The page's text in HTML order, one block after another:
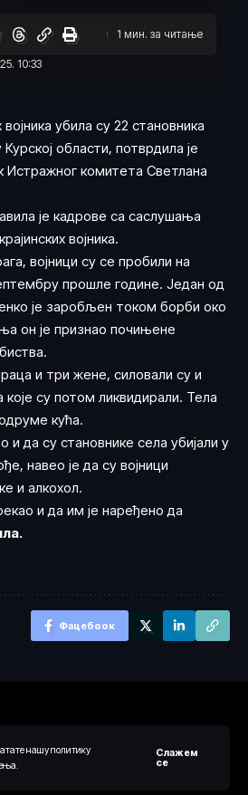
нашу политику
Слажем
се
10:33
1 мин. за читање
убила су 22 становника
области, потврдила је
Истражног комитета Светлана
је кадрове са саслушања
војника.
војници су се пробили на
прошле године. Један од
је заробљен током борби око
он је признао почињене
и три жене, силовали су и
су потом ликвидирали. Тела
кућа.
и да су становнике села убијали у
навео је да су војници
и алкохол.
и да им је наређено да
Фацебоок
веб порталу Одговорно.рс. Сва